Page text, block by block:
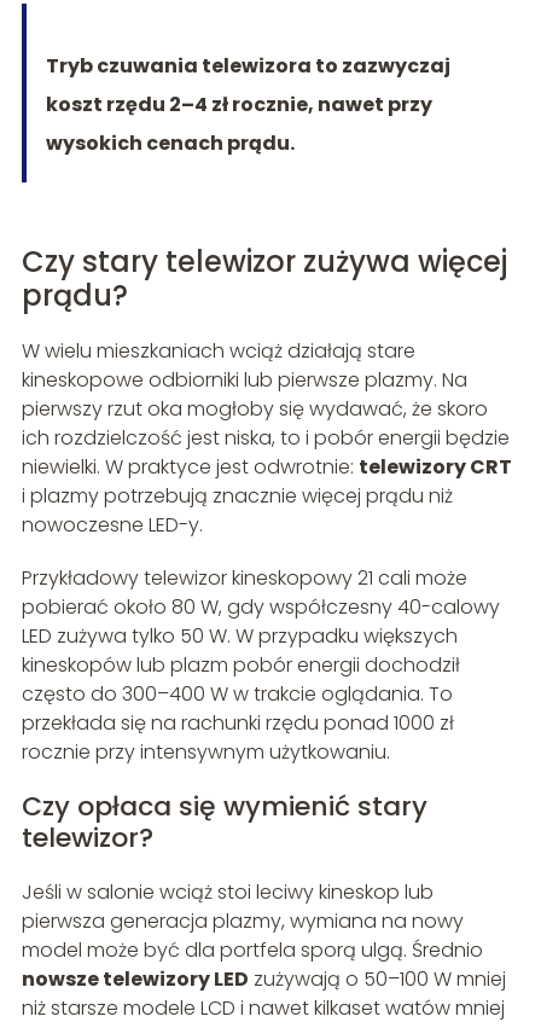
Tryb czuwania telewizora to zazwyczaj
koszt rzędu 2–4 zł rocznie, nawet przy
wysokich cenach prądu.
Czy stary telewizor zużywa więcej
prądu?
W wielu mieszkaniach wciąż działają stare
kineskopowe odbiorniki lub pierwsze plazmy. Na
pierwszy rzut oka mogłoby się wydawać, że skoro
ich rozdzielczość jest niska, to i pobór energii będzie
niewielki. W praktyce jest odwrotnie: telewizory CRT
i plazmy potrzebują znacznie więcej prądu niż
nowoczesne LED-y.
Przykładowy telewizor kineskopowy 21 cali może
pobierać około 80 W, gdy współczesny 40-calowy
LED zużywa tylko 50 W. W przypadku większych
kineskopów lub plazm pobór energii dochodził
często do 300–400 W w trakcie oglądania. To
przekłada się na rachunki rzędu ponad 1000 zł
rocznie przy intensywnym użytkowaniu.
Czy opłaca się wymienić stary
telewizor?
Jeśli w salonie wciąż stoi leciwy kineskop lub
pierwsza generacja plazmy, wymiana na nowy
model może być dla portfela sporą ulgą. Średnio
nowsze telewizory LED zużywają o 50–100 W mniej
niż starsze modele LCD i nawet kilkaset watów mniej